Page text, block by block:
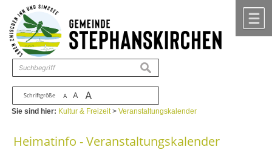
Zum Inhalt ,zur Navigation
Schriftgröße A A A
suchen
Sie sind hier: Kultur & Freizeit>Veranstaltungskalender
Heimatinfo - Veranstaltungskalender